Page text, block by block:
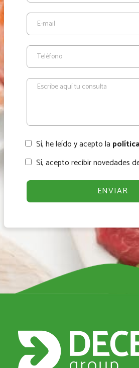
Sí, he leído y acepto la
Sí, acepto recibir novedades